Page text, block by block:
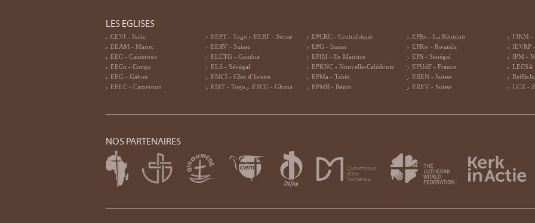
LES EGLISES
CEVI - Italie
EEAM - Maroc
EEC - Cameroun
EECo - Congo
EEG - Gabon
EELC - Cameroun
EEPT - Togo
EERF - Suisse
EERV - Suisse
ELCTG - Gambie
ELS - Sénégal
EMCI - Côte d’Ivoire
EMT - Togo
EPCG - Ghana
EPCRC - Centrafrique
EPG - Suisse
EPIM - Ile Maurice
EPKNC - Nouvelle-Calédonie
EPMa - Tahiti
EPMB - Bénin
EPRe - La Réunion
EPRw - Rwanda
EPS - Sénégal
EPUdF - France
EREN - Suisse
EREV - Suisse
FJKM -
IEVRP
IPM -
LECSA
UCZ -
NOS PARTENAIRES